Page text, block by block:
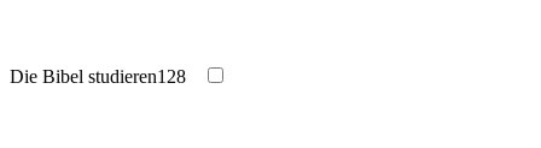
Die Bibel studieren128